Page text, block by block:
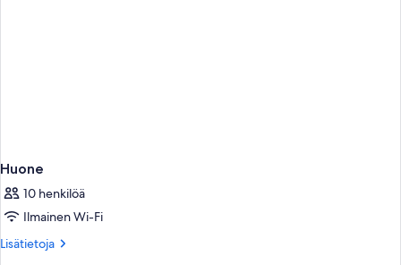
Huone
10 henkilöä
Ilmainen Wi-Fi
Lisätietoja
Lisätietoja